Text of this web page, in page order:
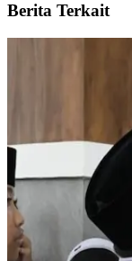
Berita Terkait